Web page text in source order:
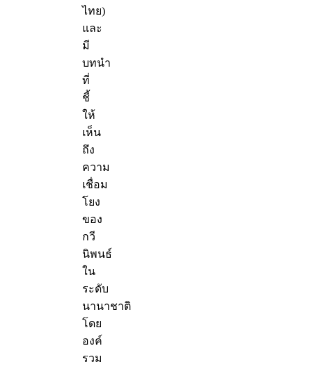
ไทย)
และ
มี
บทนำ
ที่
ชี้
ให้
เห็น
ถึง
ความ
เชื่อม
โยง
ของ
กวี
นิพนธ์
ใน
ระดับ
นานาชาติ
โดย
องค์
รวม